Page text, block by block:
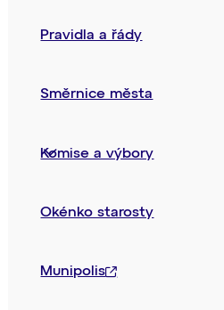
Pravidla a řády
Směrnice města
Komise a výbory
Okénko starosty
Munipolis